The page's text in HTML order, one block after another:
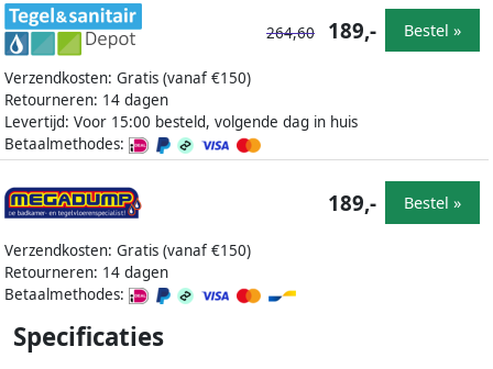
Verzendkosten: Gratis (vanaf €150)
Retourneren: 14 dagen
Levertijd: Voor 15:00 besteld, volgende dag in huis
Betaalmethodes:
264,60 189,- Bestel »
Verzendkosten: Gratis (vanaf €150)
Retourneren: 14 dagen
Betaalmethodes:
189,- Bestel »
Specificaties